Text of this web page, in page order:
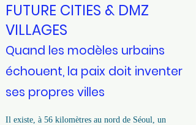
FUTURE CITIES & DMZ
VILLAGES
Quand les modèles urbains
échouent, la paix doit inventer
ses propres villes
Il existe, à 56 kilomètres au nord de Séoul, un